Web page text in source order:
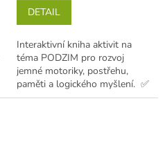
DETAIL
Interaktivní kniha aktivit na
téma PODZIM pro rozvoj
jemné motoriky, postřehu,
paměti a logického myšlení. ✅
Vhodné pro děti od 1 do 5...